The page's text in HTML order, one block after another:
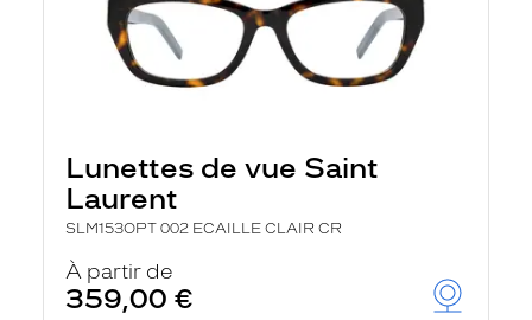
Lunettes de vue Saint
Laurent
SLM153OPT 002 ECAILLE CLAIR CR
À partir de
359,00 €